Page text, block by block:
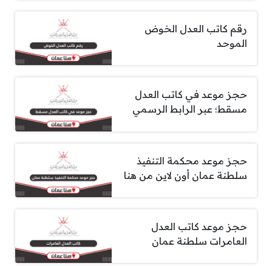
رقم كاتب العدل الخوض
الموحد
حجز موعد في كاتب العدل
مسقط؛ عبر الرابط الرسمي
حجز موعد محكمة التنفيذ
سلطنة عمان أون لاين من هنا
حجز موعد كاتب العدل
العامرات سلطنة عمان